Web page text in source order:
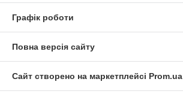
Графік роботи
Повна версія сайту
Сайт створено на маркетплейсі Prom.ua